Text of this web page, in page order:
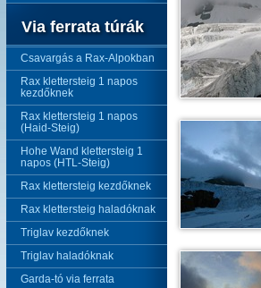
Via ferrata túrák
Csavargás a Rax-Alpokban
Rax klettersteig 1 napos
kezdőknek
Rax klettersteig 1 napos
(Haid-Steig)
Hohe Wand klettersteig 1
napos (HTL-Steig)
Rax klettersteig kezdőknek
Rax klettersteig haladóknak
Triglav kezdőknek
Triglav haladóknak
Garda-tó via ferrata